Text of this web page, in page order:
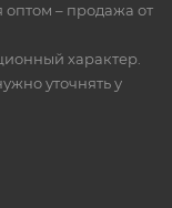
оптом – продажа от
характер.
уточнять у